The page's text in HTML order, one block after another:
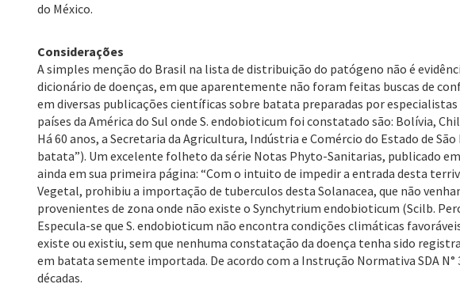
do México.
Considerações
A simples menção do Brasil na lista de distribuição do patógeno não é
dicionário de doenças, em que aparentemente não foram feitas buscas de
em diversas publicações científicas sobre batata preparadas por
países da América do Sul onde S. endobioticum foi constatado são: Bolívia,
Há 60 anos, a Secretaria da Agricultura, Indústria e Comércio do Estado de
batata”). Um excelente folheto da série Notas Phyto-Sanitarias, publicado
ainda em sua primeira página: “Com o intuito de impedir a entrada desta
Vegetal, prohibiu a importação de tuberculos desta Solanacea, que não
provenientes de zona onde não existe o Synchytrium endobioticum (Scilb.
Especula-se que S. endobioticum não encontra condições climáticas
existe ou existiu, sem que nenhuma constatação da doença tenha sido
em batata semente importada. De acordo com a Instrução Normativa SDA
décadas.